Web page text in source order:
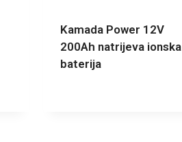
Kamada Power 12V
200Ah natrijeva ionska
baterija